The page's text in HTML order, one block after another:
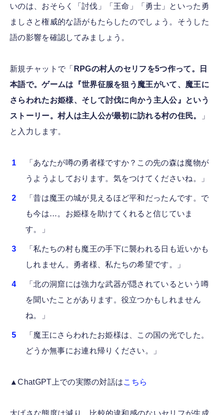
いのは、おそらく「討伐」「王命」「勇士」といった勇
ましさと権威的な語がもたらしたのでしょう。そうした
語の影響を確認してみましょう。
新規チャットで「 RPGの村人のセリフを5つ作って。日
本語で。ゲームは『世界征服を狙う魔王がいて、魔王に
さらわれたお姫様、そして討伐に向かう主人公』という
ストーリー。村人は主人公が最初に訪れる村の住民。
」
と入力します。
「あなたが噂の勇者様ですか？この先の森は魔物が
うようよしております。気をつけてくださいね。」
「昔は魔王の城が見えるほど平和だったんです。で
も今は…。お姫様を助けてくれると信じていま
す。」
「私たちの村も魔王の手下に襲われる日も近いかも
しれません。勇者様、私たちの希望です。」
「北の洞窟には強力な武器が隠されているという噂
を聞いたことがあります。役立つかもしれません
ね。」
「魔王にさらわれたお姫様は、この国の光でした。
どうか無事にお連れ帰りください。」
▲ChatGPT上での実際の対話はこちら
大げさな態度は減り、比較的違和感のないセリフが生成